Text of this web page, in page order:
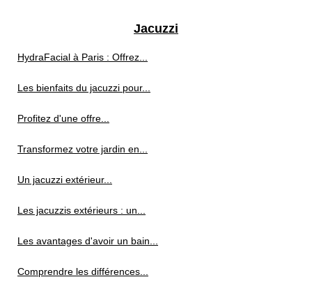
Jacuzzi
HydraFacial à Paris : Offrez...
Les bienfaits du jacuzzi pour...
Profitez d'une offre...
Transformez votre jardin en...
Un jacuzzi extérieur...
Les jacuzzis extérieurs : un...
Les avantages d'avoir un bain...
Comprendre les différences...